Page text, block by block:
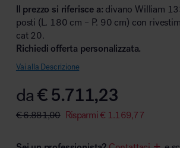
Area hospitality
Il prezzo si riferisce a: divano William
posti (L. 180 cm – P. 90 cm) con
cat 20.
Richiedi offerta personalizzata.
Vai alla Descrizione
da€5.711,23
€6.881,00 Risparmi€ 1.169,77